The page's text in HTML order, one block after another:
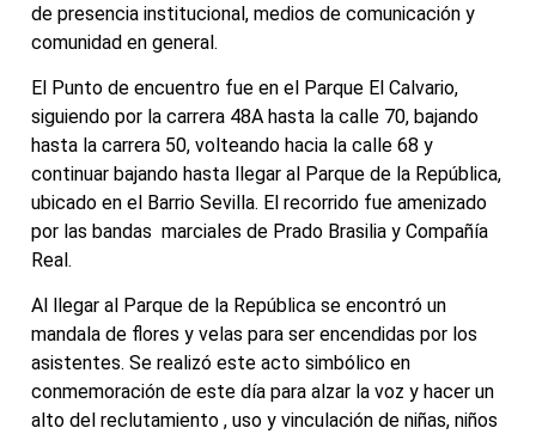
de presencia institucional, medios de comunicación y
comunidad en general.
El Punto de encuentro fue en el Parque El Calvario,
siguiendo por la carrera 48A hasta la calle 70, bajando
hasta la carrera 50, volteando hacia la calle 68 y
continuar bajando hasta llegar al Parque de la República,
ubicado en el Barrio Sevilla. El recorrido fue amenizado
por las bandas marciales de Prado Brasilia y Compañía
Real.
Al llegar al Parque de la República se encontró un
mandala de flores y velas para ser encendidas por los
asistentes. Se realizó este acto simbólico en
conmemoración de este día para alzar la voz y hacer un
alto del reclutamiento , uso y vinculación de niñas, niños